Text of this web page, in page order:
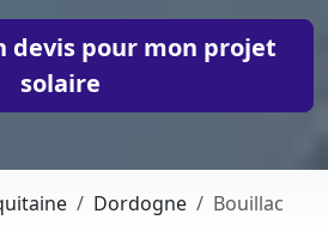
devis pour mon projet
solaire
Dordogne Bouillac